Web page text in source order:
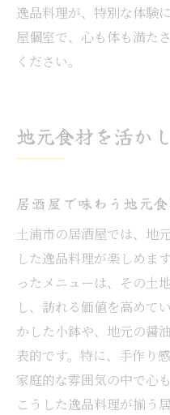
逸品料理が、特別な体験
屋個室で、心も体も満た
ください。
地元食材を活か
居酒屋で味わう地元
土浦市の居酒屋では、地
した逸品料理が楽しめま
ったメニューは、その土
し、訪れる価値を高めて
かした小鉢や、地元の醤
表的です。特に、手作り
家庭的な雰囲気の中で心
こうした逸品料理が揃う